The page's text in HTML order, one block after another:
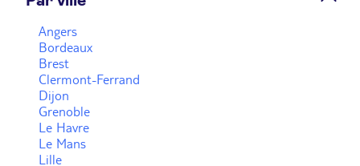
Angers
Bordeaux
Brest
Clermont-Ferrand
Dijon
Grenoble
Le Havre
Le Mans
Lille